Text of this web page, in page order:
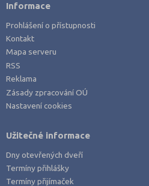
Informace
Prohlášení o přístupnosti
Kontakt
Mapa serveru
RSS
Reklama
Zásady zpracování OÚ
Nastavení cookies
Užitečné informace
Dny otevřených dveří
Termíny přihlášky
Termíny přijímaček